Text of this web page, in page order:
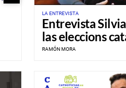
LA ENTREVISTA
Entrevista
las eleccions
RAMÓN MORA